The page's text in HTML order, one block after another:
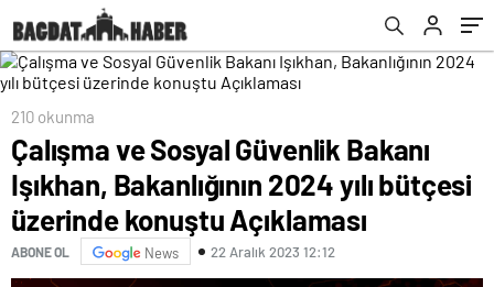
konuştu Açıklaması
210 okunma
Çalışma ve Sosyal Güvenlik Bakanı
Işıkhan, Bakanlığının 2024 yılı bütçesi
üzerinde konuştu Açıklaması
ABONE OL News 22 Aralık 2023 12:12
bekleniyor